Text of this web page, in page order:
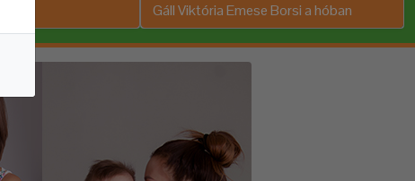
Gáll Viktória Emese Borsi a hóban